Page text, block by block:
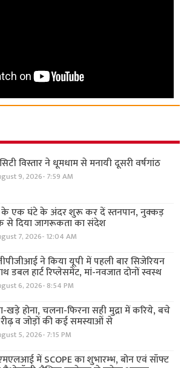
विस्तार ने धूमधाम से मनायी दूसरी वर्षगांठ
9, 2026- 7:59 AM
के एक घंटे के अंदर शुरू कर दें स्तनपान, नुक्कड़
से दिया जागरूकता का संदेश
7, 2026- 12:04 AM
ने किया यूपी में पहली बार सिजेरियन
डबल हार्ट रिप्लेसमेंट, मां-नवजात दोनों स्वस्थ
6, 2026- 8:54 PM
खड़े होना, चलना-फिरना सही मुद्रा में करिये, बचे
व जोड़ों की कई समस्याओं से
5, 2026- 7:15 PM
में SCOPE का शुभारम्भ, बोन एवं सॉफ्ट